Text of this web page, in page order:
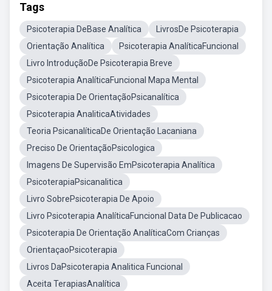
Tags
Psicoterapia DeBase Analítica
LivrosDe Psicoterapia
Orientação Analítica
Psicoterapia AnalíticaFuncional
Livro IntroduçãoDe Psicoterapia Breve
Psicoterapia AnalíticaFuncional Mapa Mental
Psicoterapia De OrientaçãoPsicanalítica
Psicoterapia AnaliticaAtividades
Teoria PsicanalíticaDe Orientação Lacaniana
Preciso De OrientaçãoPsicologica
Imagens De Supervisão EmPsicoterapia Analítica
PsicoterapiaPsicanalitica
Livro SobrePsicoterapia De Apoio
Livro Psicoterapia AnalíticaFuncional Data De Publicacao
Psicoterapia De Orientação AnalíticaCom Crianças
OrientaçaoPsicoterapia
Livros DaPsicoterapia Analitica Funcional
Aceita TerapiasAnalítica